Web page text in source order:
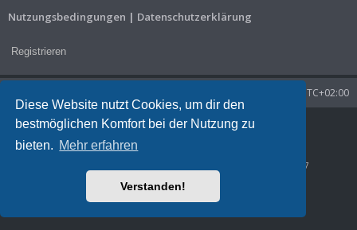
Diese Website nutzt Cookies, um dir den
bestmöglichen Komfort bei der Nutzung zu
bieten. Mehr erfahren
Verstanden!
Nutzungsbedingungen | Datenschutzerklärung
Registrieren
UTC+02:00
Powered byphpBB ® Forum Software © phpBB Limited
Datenschutz
Queries: 7